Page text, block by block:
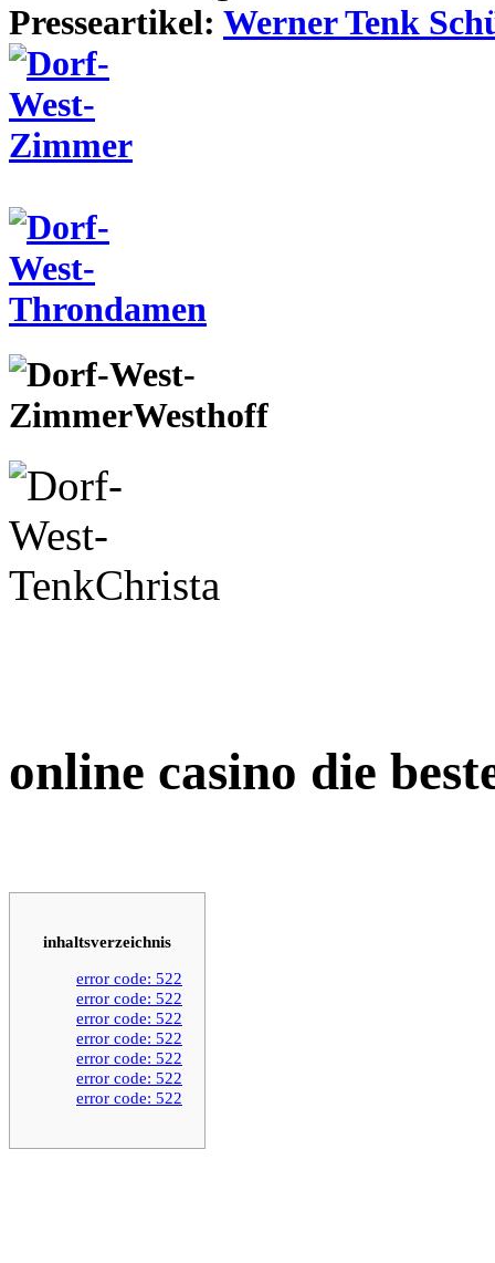
Presseartikel: Werner Tenk
online casino die
inhaltsverzeichnis
error code: 522
error code: 522
error code: 522
error code: 522
error code: 522
error code: 522
error code: 522